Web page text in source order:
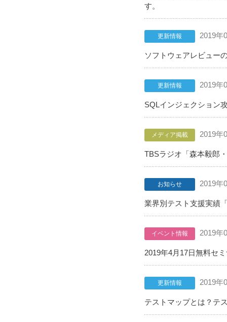
す。
更新情報 2019年
ソフトウェアレビュー
更新情報 2019年
SQLインジェクション
メディア掲載 2019年
TBSラジオ「森本毅郎
お知らせ 2019年
業界別テスト支援実績
イベント情報 2019年
2019年4月17日無料セ
更新情報 2019年
テストマップとは？テ